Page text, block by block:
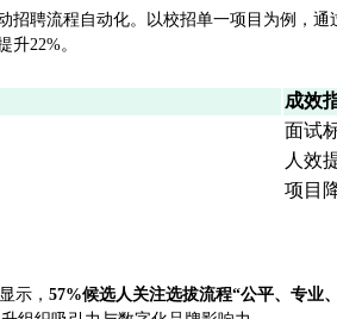
招聘流程自动化。以校招单一项目为例，通
22%。
成效
面试
人效
项目
示， 57%候选人关注选拔流程“公平、专业